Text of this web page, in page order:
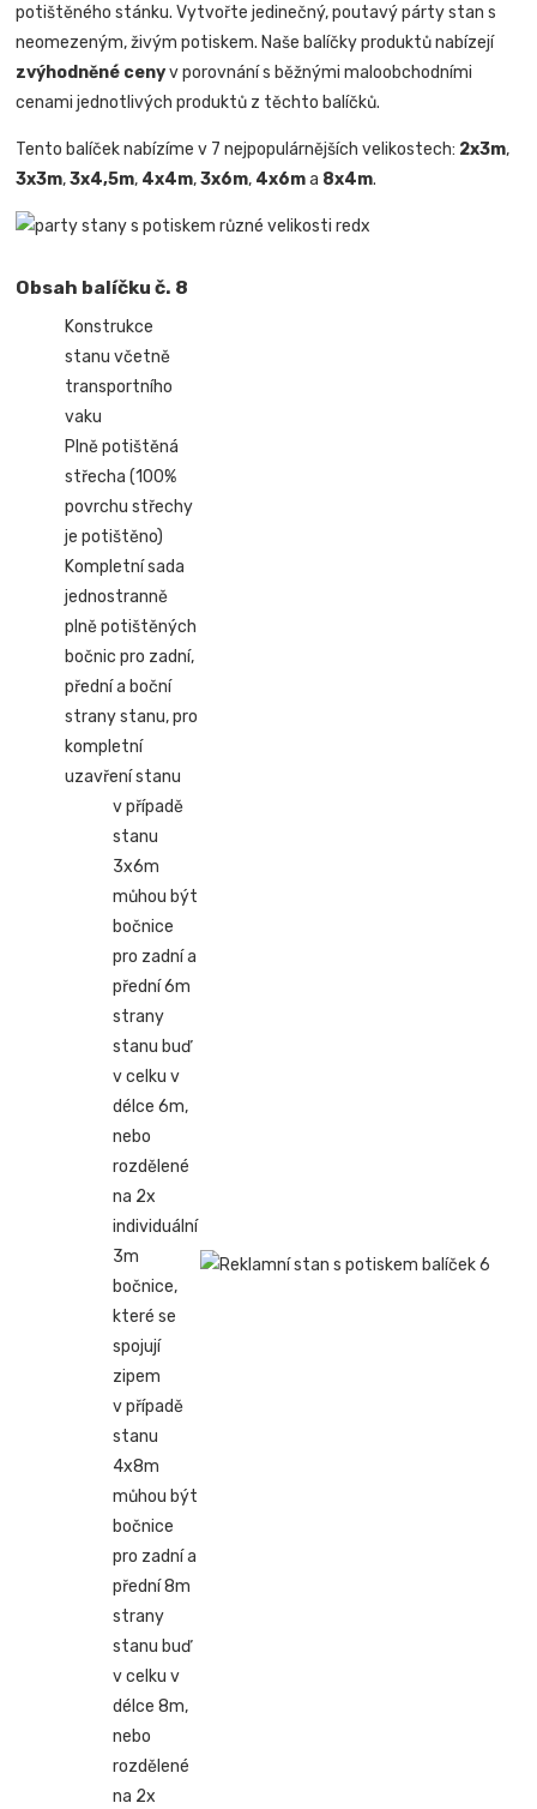
potištěného stánku. Vytvořte jedinečný, poutavý párty stan s
neomezeným, živým potiskem. Naše balíčky produktů nabízejí
zvýhodněné cenyv porovnání s běžnými maloobchodními
cenami jednotlivých produktů z těchto balíčků.
Tento balíček nabízíme v 7 nejpopulárnějších velikostech: 2x3m,
3x3m,3x4,5m, 4x4m,3x6m, 4x6ma 8x4m.
Obsah balíčku č. 8
Konstrukce
stanu včetně
transportního
vaku
Plně potištěná
střecha (100%
povrchu střechy
je potištěno)
Kompletní sada
jednostranně
plně potištěných
bočnic pro zadní,
přední a boční
strany stanu, pro
kompletní
uzavření stanu
v případě
stanu
3x6m
můhou být
bočnice
pro zadní a
přední 6m
strany
stanu buď
v celku v
délce 6m,
nebo
rozdělené
na 2x
individuální
3m
bočnice,
které se
spojují
zipem
v případě
stanu
4x8m
můhou být
bočnice
pro zadní a
přední 8m
strany
stanu buď
v celku v
délce 8m,
nebo
rozdělené
na 2x